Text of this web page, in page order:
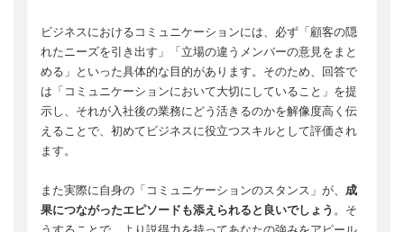
ビジネスにおけるコミュニケーションには、必ず「顧客の隠
れたニーズを引き出す」「立場の違うメンバーの意見をまと
める」といった具体的な目的があります。そのため、回答で
は「コミュニケーションにおいて大切にしていること」を提
示し、それが入社後の業務にどう活きるのかを解像度高く伝
えることで、初めてビジネスに役立つスキルとして評価され
ます。
また実際に自身の「コミュニケーションのスタンス」が、 成
果につながったエピソードも添えられると良いでしょう 。そ
うすることで、より説得力を持ってあなたの強みをアピール